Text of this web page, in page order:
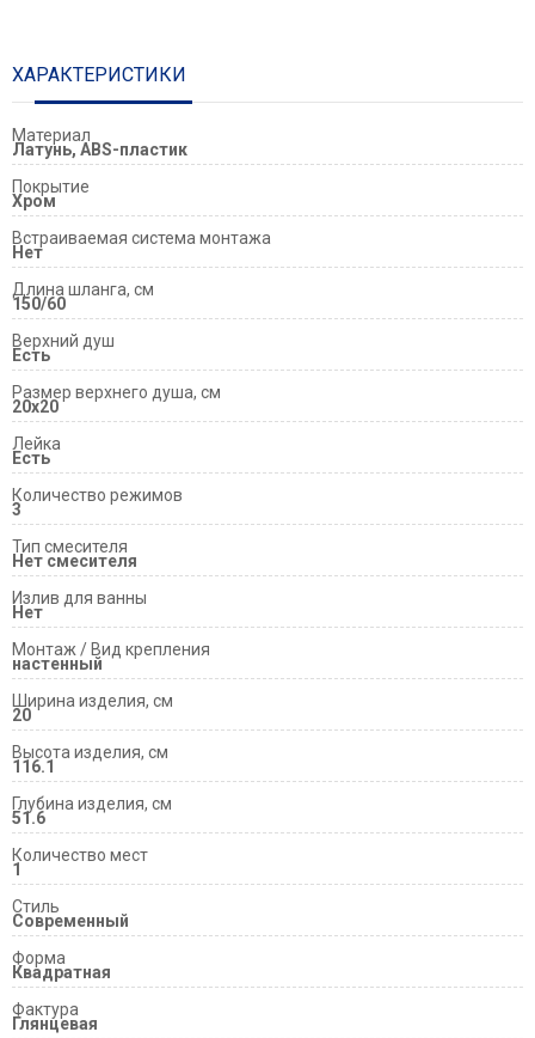
ХАРАКТЕРИСТИКИ
Материал
Латунь, ABS-пластик
Покрытие
Хром
Встраиваемая система монтажа
Нет
Длина шланга, см
150/60
Верхний душ
Есть
Размер верxнего душа, см
20x20
Лейка
Есть
Количество режимов
3
Тип смесителя
Нет смесителя
Излив для ванны
Нет
Монтаж / Вид крепления
настенный
Ширина изделия, см
20
Высота изделия, см
116.1
Глубина изделия, см
51.6
Количество мест
1
Стиль
Современный
Форма
Квадратная
Фактура
Глянцевая